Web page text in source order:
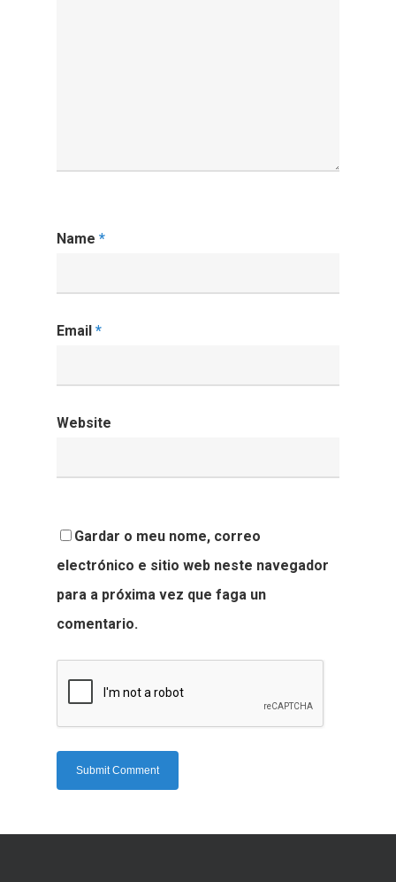
Name *
Email *
Website
Gardar o meu nome, correo
electrónico e sitio web neste navegador
para a próxima vez que faga un
comentario.